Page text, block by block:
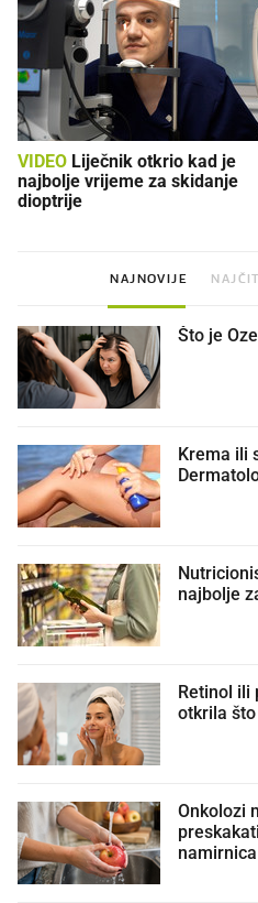
VIDEO
najbolje vrijeme za skidanje
dioptrije
NAJNOVIJE
Što je
Krema ili
najbolje
Retinol ili
otkrila
Onkolozi
namirnica